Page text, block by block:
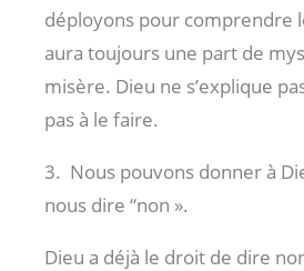
déployons pour comprendre
aura toujours une part de
misère. Dieu ne s’explique
pas à le faire.
3. Nous pouvons donner à
nous dire “non ».
Dieu a déjà le droit de dire